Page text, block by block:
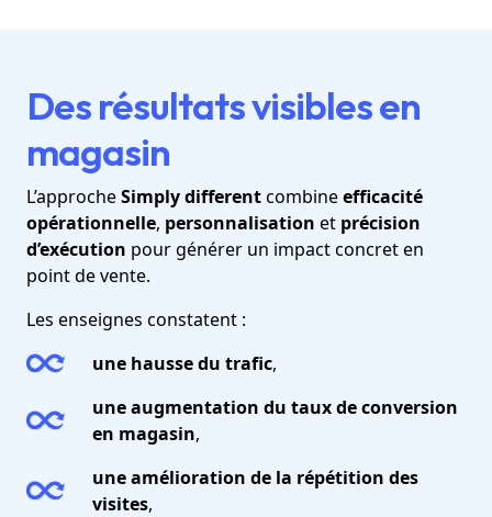
Des résultats visibles en
magasin
L’approcheSimply differentcombineefficacité
opérationnelle, personnalisation et précision
d’exécution pour générer un impact concret en
point de vente.
Les enseignes constatent :
une hausse du trafic,
une augmentation du taux de conversion
en magasin,
une amélioration de la répétition des
visites,